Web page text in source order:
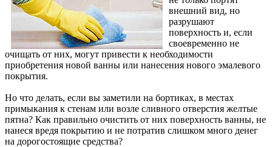
внешний вид, но
разрушают
поверхность и, если
своевременно не
очищать от них, могут привести к необходимости
приобретения новой ванны или нанесения нового эмалевого
покрытия.
Но что делать, если вы заметили на бортиках, в местах
примыкания к стенам или возле сливного отверстия желтые
пятна? Как правильно очистить от них поверхность ванны, не
нанеся вредя покрытию и не потратив слишком много денег
на дорогостоящие средства?